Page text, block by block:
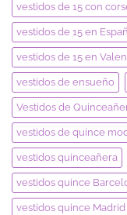
vestidos de 15 con
vestidos de 15 en
vestidos de 15 en
vestidos de ensueño
Vestidos de
vestidos de quince
vestidos quinceañera
vestidos quince
vestidos quince Madrid